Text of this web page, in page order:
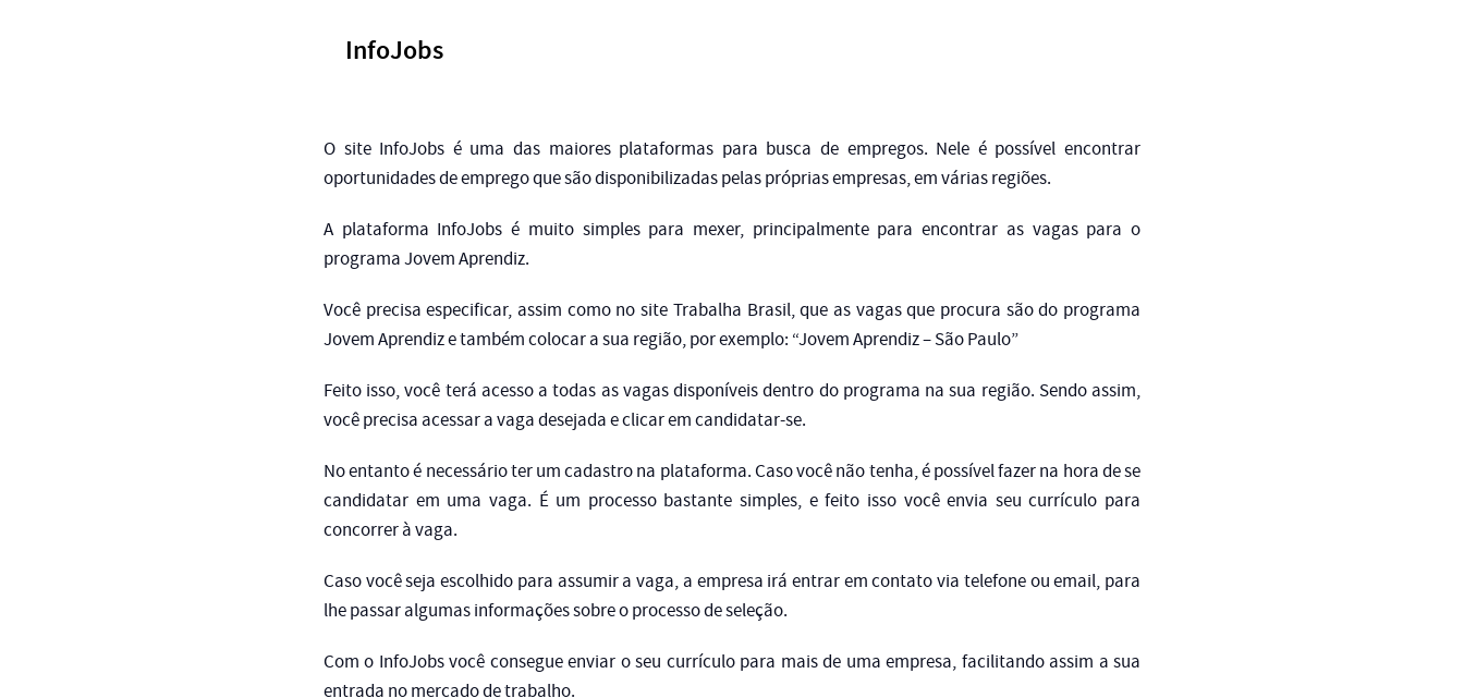
InfoJobs
O site InfoJobs é uma das maiores plataformas para busca de empregos. Nele é possível encontrar
oportunidades de emprego que são disponibilizadas pelas próprias empresas, em várias regiões.
A plataforma InfoJobs é muito simples para mexer, principalmente para encontrar as vagas para o
programa Jovem Aprendiz.
Você precisa especificar, assim como no site Trabalha Brasil, que as vagas que procura são do programa
Jovem Aprendiz e também colocar a sua região, por exemplo: “Jovem Aprendiz – São Paulo”
Feito isso, você terá acesso a todas as vagas disponíveis dentro do programa na sua região. Sendo assim,
você precisa acessar a vaga desejada e clicar em candidatar-se.
No entanto é necessário ter um cadastro na plataforma. Caso você não tenha, é possível fazer na hora de se
candidatar em uma vaga. É um processo bastante simples, e feito isso você envia seu currículo para
concorrer à vaga.
Caso você seja escolhido para assumir a vaga, a empresa irá entrar em contato via telefone ou email, para
lhe passar algumas informações sobre o processo de seleção.
Com o InfoJobs você consegue enviar o seu currículo para mais de uma empresa, facilitando assim a sua
entrada no mercado de trabalho.